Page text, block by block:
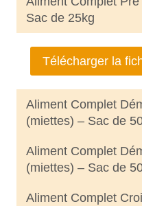
Sac de 25kg
Télécharger la
Aliment Complet
(miettes) – Sac de
Aliment Complet
(miettes) – Sac de
Aliment Complet